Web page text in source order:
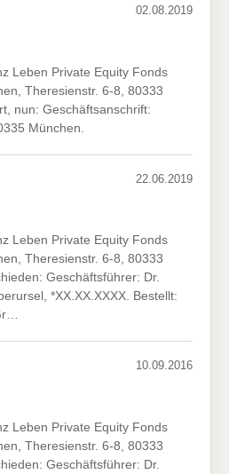
02.08.2019
Leben Private Equity Fonds
Theresienstr. 6-8, 80333
nun: Geschäftsanschrift:
München.
22.06.2019
Leben Private Equity Fonds
Theresienstr. 6-8, 80333
Geschäftsführer: Dr.
*XX.XX.XXXX. Bestellt:
10.09.2016
Leben Private Equity Fonds
Theresienstr. 6-8, 80333
Geschäftsführer: Dr.